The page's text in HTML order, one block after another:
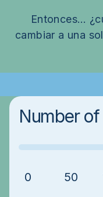
Entonces…
cambiar a una
Number
0 50